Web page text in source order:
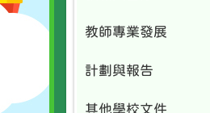
教師專業發展
計劃與報告
其他學校文件